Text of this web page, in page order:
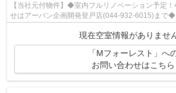
【当社元付物件】◆室内フルリノベーション予定
せはアーバン企画開発登戸店(044-932-6015)まで◆
現在空室情報がありませ
「Mフォーレスト」へ
お問い合わせはこちら